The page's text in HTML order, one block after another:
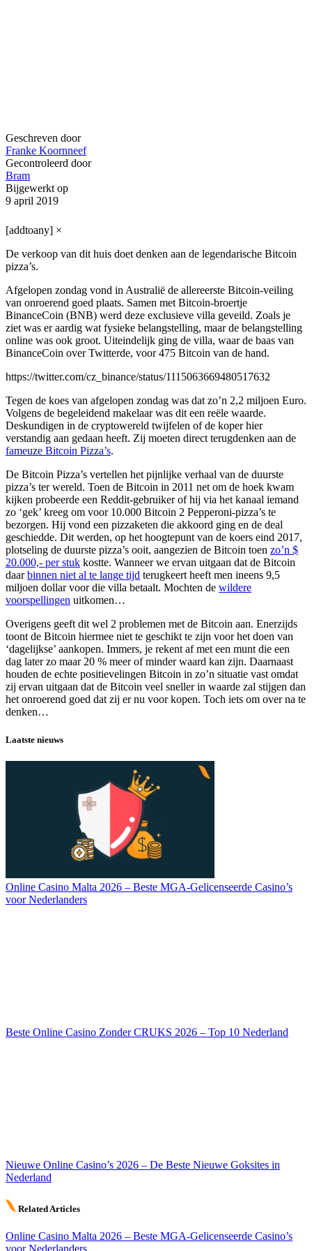
Geschreven door
Franke Koornneef
Gecontroleerd door
Bram
Bijgewerkt op
9 april 2019
[addtoany] ×
De verkoop van dit huis doet denken aan de legendarische Bitcoin
pizza’s.
Afgelopen zondag vond in Australië de allereerste Bitcoin-veiling
van onroerend goed plaats. Samen met Bitcoin-broertje
BinanceCoin (BNB) werd deze exclusieve villa geveild. Zoals je
ziet was er aardig wat fysieke belangstelling, maar de belangstelling
online was ook groot. Uiteindelijk ging de villa, waar de baas van
BinanceCoin over Twitterde, voor 475 Bitcoin van de hand.
https://twitter.com/cz_binance/status/1115063669480517632
Tegen de koes van afgelopen zondag was dat zo’n 2,2 miljoen Euro.
Volgens de begeleidend makelaar was dit een reële waarde.
Deskundigen in de cryptowereld twijfelen of de koper hier
verstandig aan gedaan heeft. Zij moeten direct terugdenken aan de
fameuze Bitcoin Pizza’s.
De Bitcoin Pizza’s vertellen het pijnlijke verhaal van de duurste
pizza’s ter wereld. Toen de Bitcoin in 2011 net om de hoek kwam
kijken probeerde een Reddit-gebruiker of hij via het kanaal iemand
zo ‘gek’ kreeg om voor 10.000 Bitcoin 2 Pepperoni-pizza’s te
bezorgen. Hij vond een pizzaketen die akkoord ging en de deal
geschiedde. Dit werden, op het hoogtepunt van de koers eind 2017,
plotseling de duurste pizza’s ooit, aangezien de Bitcoin toen zo’n $
20.000,- per stuk kostte. Wanneer we ervan uitgaan dat de Bitcoin
daarbinnen niet al te lange tijd terugkeert heeft men ineens 9,5
miljoen dollar voor die villa betaalt. Mochten de wildere
voorspellingen uitkomen…
Overigens geeft dit wel 2 problemen met de Bitcoin aan. Enerzijds
toont de Bitcoin hiermee niet te geschikt te zijn voor het doen van
‘dagelijkse’ aankopen. Immers, je rekent af met een munt die een
dag later zo maar 20 % meer of minder waard kan zijn. Daarnaast
houden de echte positievelingen Bitcoin in zo’n situatie vast omdat
zij ervan uitgaan dat de Bitcoin veel sneller in waarde zal stijgen dan
het onroerend goed dat zij er nu voor kopen. Toch iets om over na te
denken…
Laatste nieuws
Online Casino Malta 2026 – Beste MGA-Gelicenseerde Casino’s
voor Nederlanders
Beste Online Casino Zonder CRUKS 2026 – Top 10 Nederland
Nieuwe Online Casino’s 2026 – De Beste Nieuwe Goksites in
Nederland
Related Articles
Online Casino Malta 2026 – Beste MGA-Gelicenseerde Casino’s